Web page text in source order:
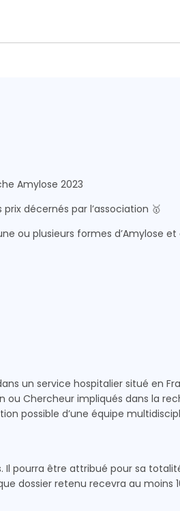
Amylose 2023
décernés par l’association 🥇
ou plusieurs formes d’Amylose
un service hospitalier situé en
Chercheur impliqués dans la
possible d’une équipe
pourra être attribué pour sa
dossier retenu recevra au moins